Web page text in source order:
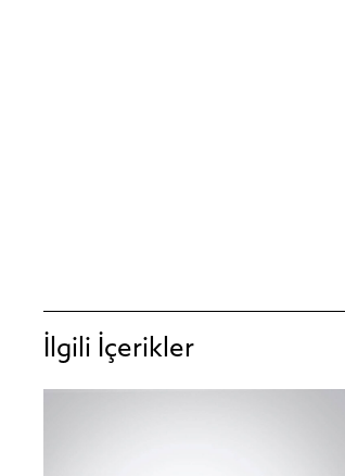
İlgili İçerikler